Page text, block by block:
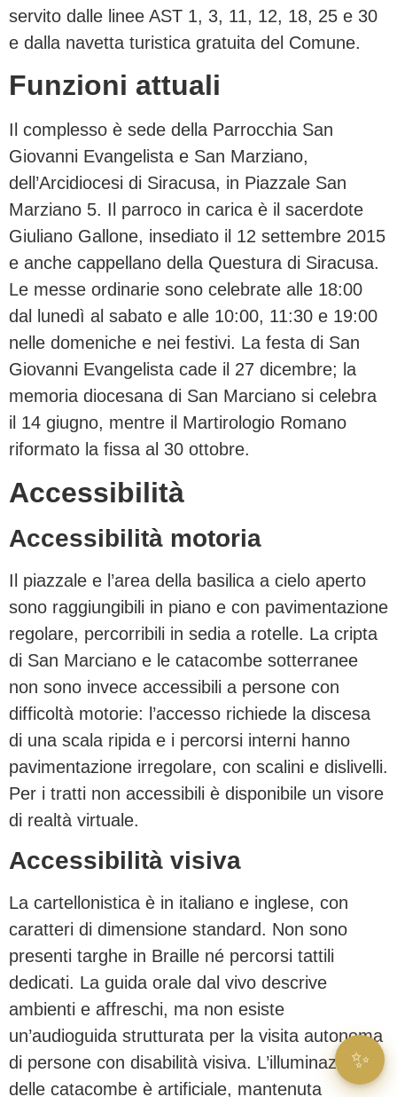
servito dalle linee AST 1, 3, 11, 12, 18, 25 e 30
e dalla navetta turistica gratuita del Comune.
Funzioni attuali
Il complesso è sede della Parrocchia San
Giovanni Evangelista e San Marziano,
dell’Arcidiocesi di Siracusa, in Piazzale San
Marziano 5. Il parroco in carica è il sacerdote
Giuliano Gallone, insediato il 12 settembre 2015
e anche cappellano della Questura di Siracusa.
Le messe ordinarie sono celebrate alle 18:00
dal lunedì al sabato e alle 10:00, 11:30 e 19:00
nelle domeniche e nei festivi. La festa di San
Giovanni Evangelista cade il 27 dicembre; la
memoria diocesana di San Marciano si celebra
il 14 giugno, mentre il Martirologio Romano
riformato la fissa al 30 ottobre.
Accessibilità
Accessibilità motoria
Il piazzale e l’area della basilica a cielo aperto
sono raggiungibili in piano e con pavimentazione
regolare, percorribili in sedia a rotelle. La cripta
di San Marciano e le catacombe sotterranee
non sono invece accessibili a persone con
difficoltà motorie: l’accesso richiede la discesa
di una scala ripida e i percorsi interni hanno
pavimentazione irregolare, con scalini e dislivelli.
Per i tratti non accessibili è disponibile un visore
di realtà virtuale.
Accessibilità visiva
La cartellonistica è in italiano e inglese, con
caratteri di dimensione standard. Non sono
presenti targhe in Braille né percorsi tattili
dedicati. La guida orale dal vivo descrive
ambienti e affreschi, ma non esiste
un’audioguida strutturata per la visita autonoma
di persone con disabilità visiva. L’illuminazione
delle catacombe è artificiale, mantenuta
✨